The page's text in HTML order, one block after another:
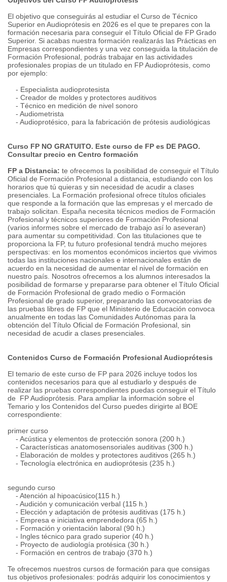
El objetivo que conseguirás al estudiar el Curso de Técnico
Superior en Audioprótesis en 2026 es el que te prepares con la
formación necesaria para conseguir el Título Oficial de FP Grado
Superior. Si acabas nuestra formación realizarás las Prácticas en
Empresas correspondientes y una vez conseguida la titulación de
Formación Profesional, podrás trabajar en las actividades
profesionales propias de un titulado en FP Audioprótesis, como
por ejemplo:
- Especialista audioprotesista
- Creador de moldes y protectores auditivos
- Técnico en medición de nivel sonoro
- Audiometrista
- Audioprotésico, para la fabricación de prótesis audiológicas
Curso FP NO GRATUITO. Este curso de FP es DE PAGO.
Consultar precio en Centro formación
FP a Distancia: te ofrecemos la posibilidad de conseguir el Título
Oficial de Formación Profesional a distancia, estudiando con los
horarios que tú quieras y sin necesidad de acudir a clases
presenciales. La Formación profesional ofrece títulos oficiales
que responde a la formación que las empresas y el mercado de
trabajo solicitan. España necesita técnicos medios de Formación
Profesional y técnicos superiores de Formación Profesional
(varios informes sobre el mercado de trabajo así lo aseveran)
para aumentar su competitividad. Con las titulaciones que te
proporciona la FP, tu futuro profesional tendrá mucho mejores
perspectivas: en los momentos económicos inciertos que vivimos
todas las instituciones nacionales e internacionales están de
acuerdo en la necesidad de aumentar el nivel de formación en
nuestro país. Nosotros ofrecemos a los alumnos interesados la
posibilidad de formarse y prepararse para obtener el Título Oficial
de Formación Profesional de grado medio o Formación
Profesional de grado superior, preparando las convocatorias de
las pruebas libres de FP que el Ministerio de Educación convoca
anualmente en todas las Comunidades Autónomas para la
obtención del Título Oficial de Formación Profesional, sin
necesidad de acudir a clases presenciales.
Contenidos Curso de Formación Profesional Audioprótesis
El temario de este curso de FP para 2026 incluye todos los
contenidos necesarios para que al estudiarlo y después de
realizar las pruebas correspondientes puedas conseguir el Título
de FP Audioprótesis. Para ampliar la información sobre el
Temario y los Contenidos del Curso puedes dirigirte al BOE
correspondiente:
primer curso
- Acústica y elementos de protección sonora (200 h.)
- Características anatomosensoriales auditivas (300 h.)
- Elaboración de moldes y protectores auditivos (265 h.)
- Tecnología electrónica en audioprótesis (235 h.)
segundo curso
- Atención al hipoacúsico(115 h.)
- Audición y comunicación verbal (115 h.)
- Elección y adaptación de prótesis auditivas (175 h.)
- Empresa e iniciativa emprendedora (65 h.)
- Formación y orientación laboral (90 h.)
- Ingles técnico para grado superior (40 h.)
- Proyecto de audiología protésica (30 h.)
- Formación en centros de trabajo (370 h.)
Te ofrecemos nuestros cursos de formación para que consigas
tus objetivos profesionales: podrás adquirir los conocimientos y